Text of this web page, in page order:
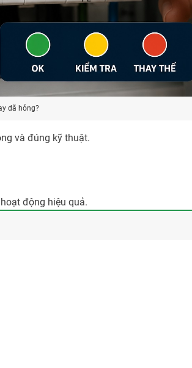
đã hỏng?
và đúng kỹ thuật.
động hiệu quả.